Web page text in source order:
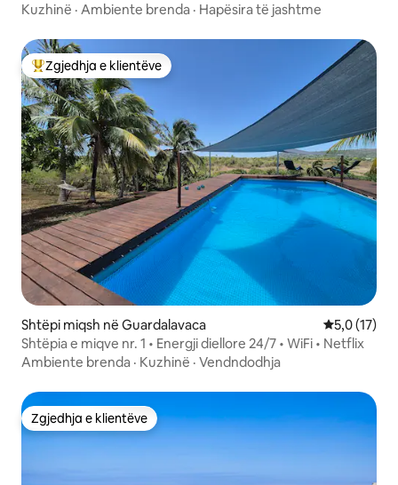
Kuzhinë · Ambiente brenda · Hapësira të jashtme
Më të mirat e zgjedhjeve të klientëve
Zgjedhja e klientëve
Shtëpi miqsh në Guardalavaca Vlerësimi
5,0 (17)
Shtëpia e miqve nr. 1 • Energji diellore 24/7 • WiFi • Netflix
Ambiente brenda · Kuzhinë · Vendndodhja
Zgjedhja e klientëve
Zgjedhja e klientëve